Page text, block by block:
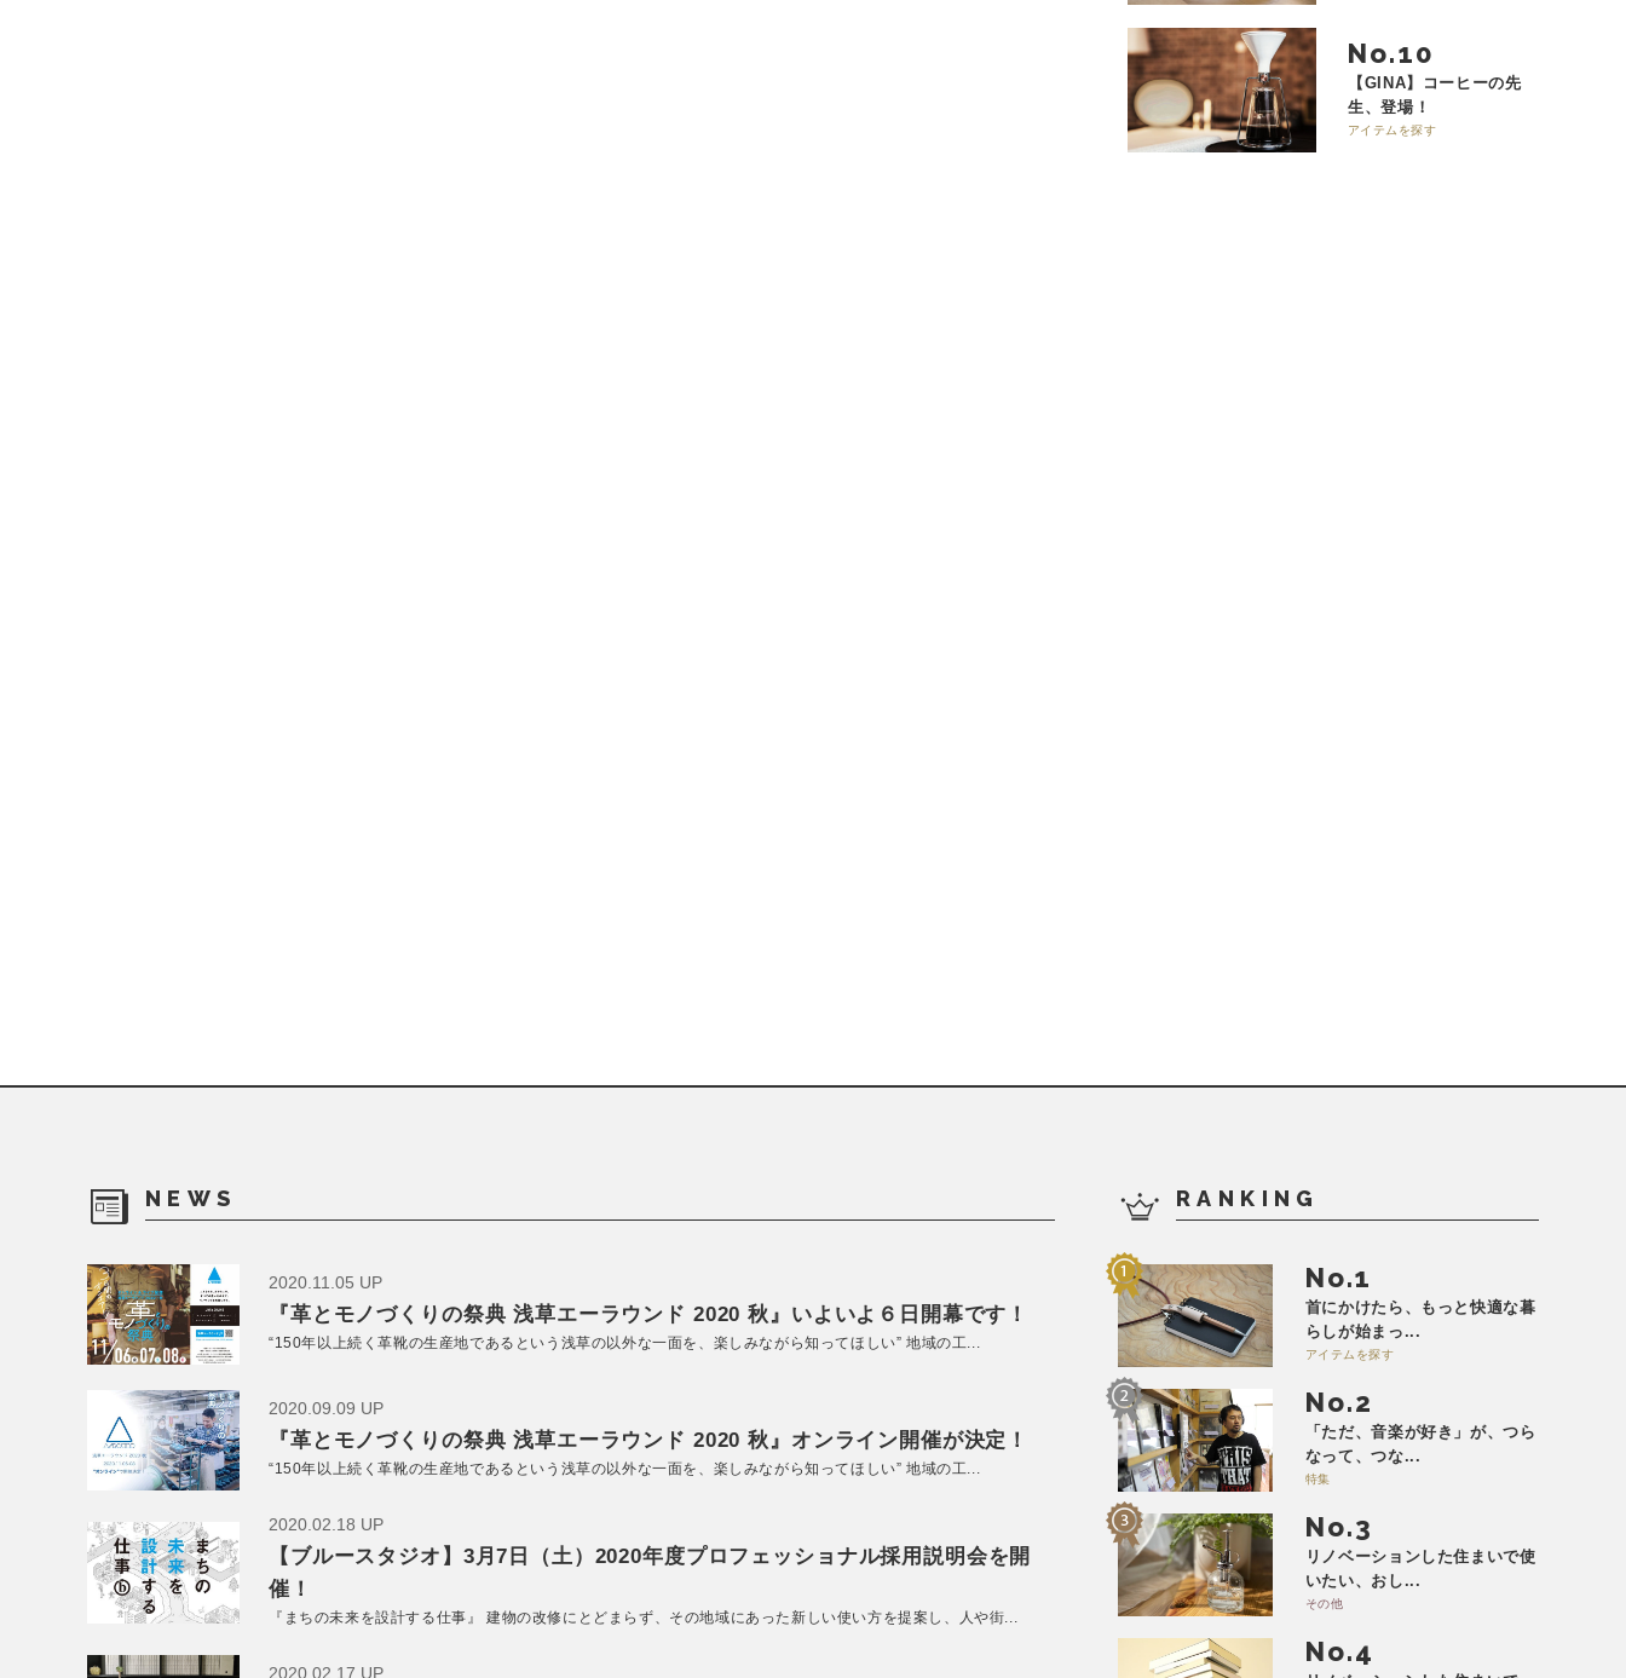
No.
【GINA】コーヒーの先
生、登場！
アイテムを探す
NEWS
2020.11.05 UP
『革とモノづくりの祭典 浅草エーラウンド 2020 秋』いよいよ６日開幕です！
“150年以上続く革靴の生産地であるという浅草の以外な一面を、楽しみながら知ってほしい” 地域の工...
2020.09.09 UP
『革とモノづくりの祭典 浅草エーラウンド 2020 秋』オンライン開催が決定！
“150年以上続く革靴の生産地であるという浅草の以外な一面を、楽しみながら知ってほしい” 地域の工...
2020.02.18 UP
【ブルースタジオ】3月7日（土）2020年度プロフェッショナル採用説明会を開
催！
『まちの未来を設計する仕事』 建物の改修にとどまらず、その地域にあった新しい使い方を提案し、人や街...
2020.02.17 UP
RANKING
No.
首にかけたら、もっと快適な暮
らしが始まっ...
アイテムを探す
No.
「ただ、音楽が好き」が、つら
なって、つな...
特集
No.
リノベーションした住まいで使
いたい、おし...
その他
No.